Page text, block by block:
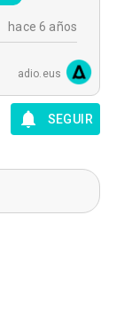
hace 6 años
adio.eus
SEGUIR